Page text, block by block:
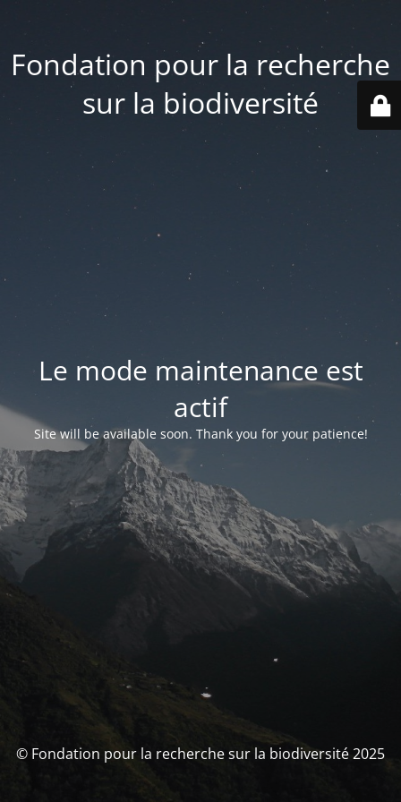
Fondation pour la recherche
sur la biodiversité
Le mode maintenance est
actif
Site will be available soon. Thank you for your patience!
© Fondation pour la recherche sur la biodiversité 2025